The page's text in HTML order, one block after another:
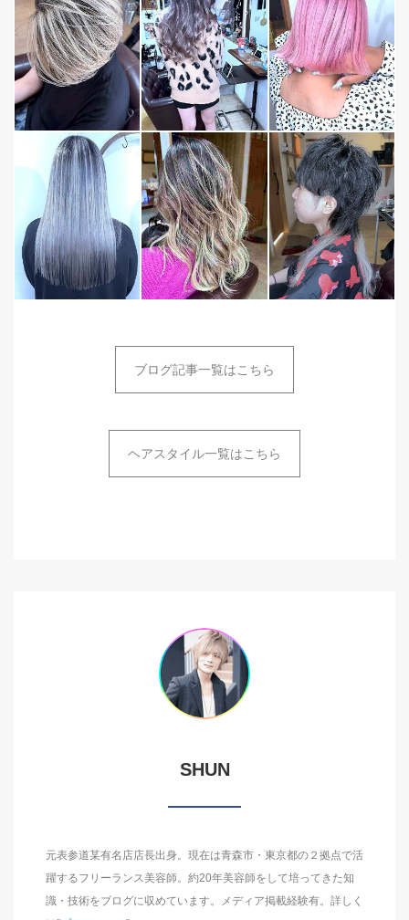
ブログ記事一覧はこちら
ヘアスタイル一覧はこちら
SHUN
元表参道某有名店店長出身。現在は青森市・東京都の２拠点で活
躍するフリーランス美容師。約20年美容師をして培ってきた知
識・技術をブログに収めています。メディア掲載経験有。詳しく